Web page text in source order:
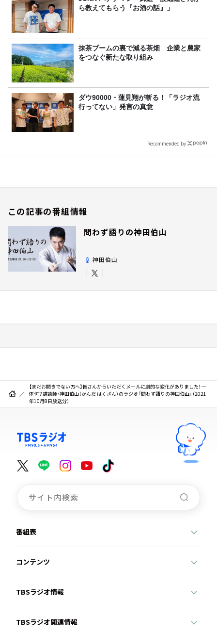
ら教えてもらう『お酒の話』」
抹茶ブームの裏で減る茶畑 企業と農家
をつなぐ新たな取り組み
ダウ90000・蓮見翔が斬る！「ラジオ流
行ってない」発言の真意
Recommended by
この記事の番組情報
問わず語りの神田伯山
神田伯山
【まだお聞きでない方へ】皆さんからいただくメールに劇的な変化がありました！一
体何？講談師・神田伯山（かんだ はくざん）のラジオ『問わず語りの神田伯山』（2021
年10月8日放送分）
番組表
コンテンツ
TBSラジオ情報
TBSラジオ関連情報